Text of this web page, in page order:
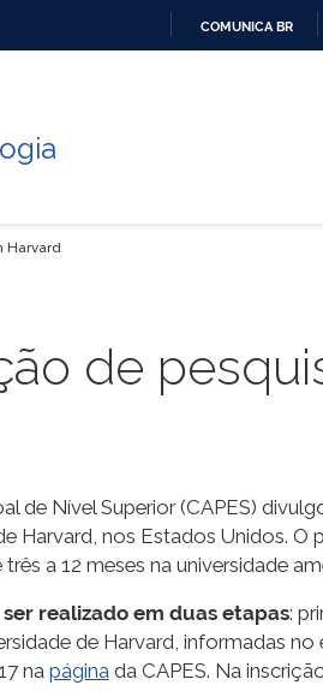
COMUNICA BR
Harvard
de
de Nível Superior (CAPES)
Harvard, nos Estados Unidos.
a 12 meses na universidade
realizado em duas etapas:
de Harvard, informadas
na página da CAPES. Na